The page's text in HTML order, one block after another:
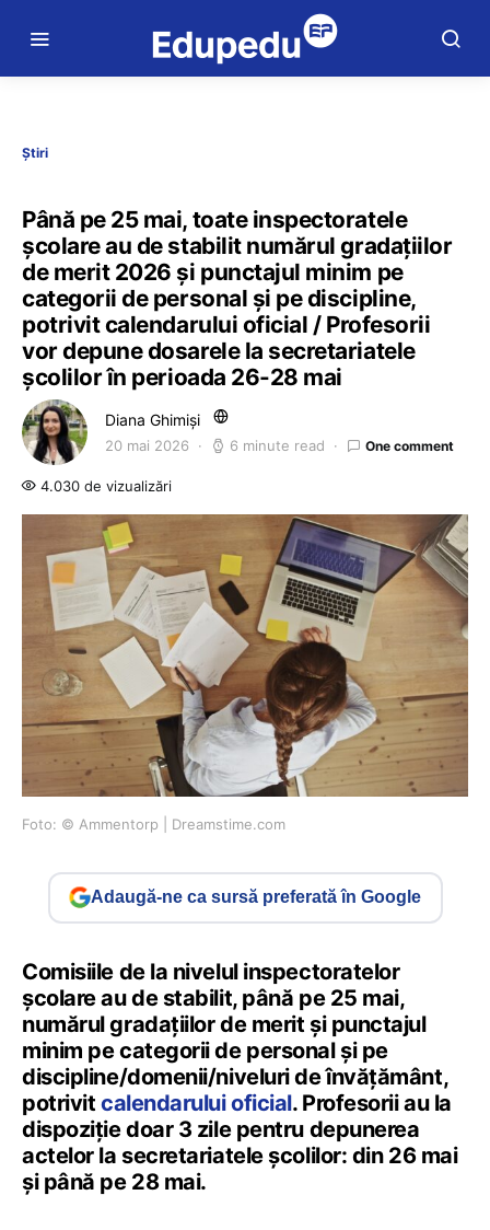
Știri
Până pe 25 mai, toate inspectoratele
școlare au de stabilit numărul gradațiilor
de merit 2026 și punctajul minim pe
categorii de personal și pe discipline,
potrivit calendarului oficial / Profesorii
vor depune dosarele la secretariatele
școlilor în perioada 26-28 mai
Diana Ghimiși
20 mai 2026 6 minute read One comment
4.030 de vizualizări
Foto: © Ammentorp | Dreamstime.com
Adaugă-ne ca sursă preferată în Google
Comisiile de la nivelul inspectoratelor
școlare au de stabilit, până pe 25 mai,
numărul gradaţiilor de merit şi punctajul
minim pe categorii de personal şi pe
discipline/domenii/niveluri de învăţământ,
potrivit calendarului oficial. Profesorii au la
dispoziție doar 3 zile pentru depunerea
actelor la secretariatele școlilor: din 26 mai
și până pe 28 mai.